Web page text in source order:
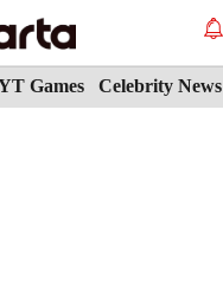
Games Celebrity News